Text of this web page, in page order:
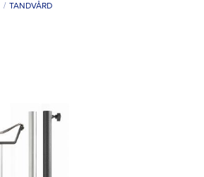
TANDVÅRD